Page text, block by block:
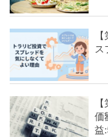
ス
価
益